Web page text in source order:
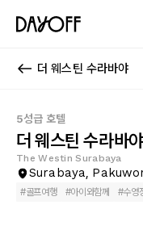
더 웨스틴 수라바야
5성급 호텔
더 웨스틴 수라바야
The Westin Surabaya
Surabaya,
#골프여행 #아이와함께 #수영